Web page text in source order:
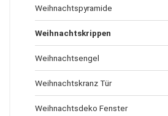
Weihnachtspyramide
Weihnachtskrippen
Weihnachtsengel
Weihnachtskranz Tür
Weihnachtsdeko Fenster